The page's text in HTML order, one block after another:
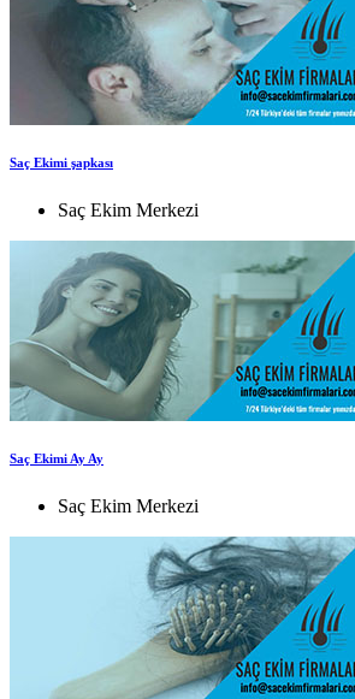
Saç Ekimi şapkası
Saç Ekim Merkezi
Saç Ekimi Ay Ay
Saç Ekim Merkezi